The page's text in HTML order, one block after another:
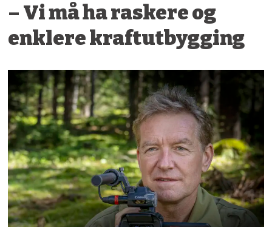
– Vi må ha raskere og
enklere kraftutbygging